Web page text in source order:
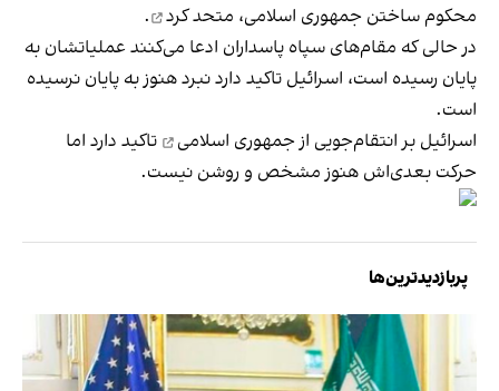
محکوم ساختن جمهوری اسلامی، متحد کرد
.
در حالی که مقام‌های سپاه پاسداران ادعا می‌کنند عملیاتشان به
پایان رسیده است، اسرائیل تاکید دارد نبرد هنوز به پایان نرسیده
است.
اسرائیل برانتقام‌جویی از جمهوری اسلامی
تاکید دارد اما
حرکت بعدی‌اش هنوز مشخص و روشن نیست.
پربازدیدترین‌ها